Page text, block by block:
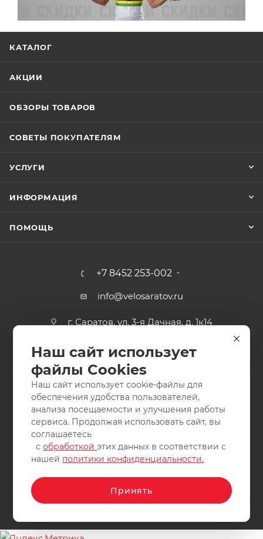
КАТАЛОГ
АКЦИИ
ОБЗОРЫ ТОВАРОВ
СОВЕТЫ ПОКУПАТЕЛЯМ
УСЛУГИ
ИНФОРМАЦИЯ
ПОМОЩЬ
+7 8452 253-002
info@velosaratov.ru
г. Саратов, ул. 3-я Дачная, д. 1к14
2011-2026 © интернет-магазин спортивных товаров
ВелоСаратов. Не является публичной офертой. Все права
защищены. Заимствование материалов и фотографий
запрещено.
Наш сайт использует
файлы Cookies
Наш сайт использует cookie-файлы для
обеспечения удобства пользователей,
анализа посещаемости и улучшения работы
сервиса. Продолжая использовать сайт, вы
соглашаетесь
собработкойэтих данных в соответствии с
нашей политики конфиденциальности.
Принять